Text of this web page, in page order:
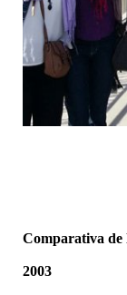
Comparativa de
2003